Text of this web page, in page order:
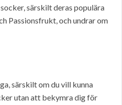
särskilt deras populära
Passionsfrukt, och undrar om
särskilt om du vill kunna
utan att bekymra dig för